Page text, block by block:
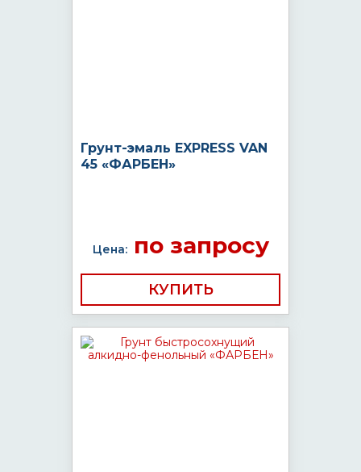
Грунт-эмаль EXPRESS VAN
45 «ФАРБЕН»
Цена:по запросу
КУПИТЬ